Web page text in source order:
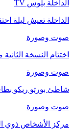
الداخلة بلوس TV
الداخلة تعيش ليلة
صوت وصورة
اختتام النسخة
صوت وصورة
شاطئ بورتو ريكو
صوت وصورة
مركز الأشخاص ذوي